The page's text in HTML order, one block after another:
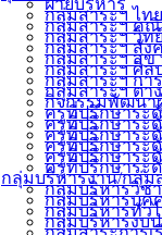
ฝ่ายบริหาร
กลุ่มสาระฯ ไทย
กลุ่มสาระฯ ค
กลุ่มสาระฯ วิท
กลุ่มสาระฯ สัง
กลุ่มสาระฯ สุข
กลุ่มสาระฯ ศิล
กลุ่มสาระฯ กา
กลุ่มสาระฯ ต่า
กิจกรรมพัฒนา
ครูที่ปรึกษาระ
ครูที่ปรึกษาระ
ครูที่ปรึกษาระ
ครูที่ปรึกษาระ
ครูที่ปรึกษาระ
ครูที่ปรึกษาระ
กลุ่มบริหารงาน/กลุ่ม
กลุ่มบริหารวิช
กลุ่มบริหารบุค
กลุ่มบริหารทั่ว
กลุ่มบริหารงบ